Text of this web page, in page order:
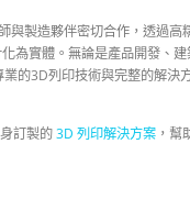
與製造夥伴密切合作，透過高
化為實體。無論是產品開發、
的3D列印技術與完整的解決
訂製的3D 列印解決方案，幫